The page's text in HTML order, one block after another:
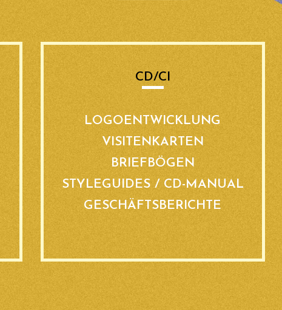
CD/CI
LOGOENTWICKLUNG
VISITENKARTEN
BRIEFBÖGEN
STYLEGUIDES / CD-MANUAL
GESCHÄFTSBERICHTE